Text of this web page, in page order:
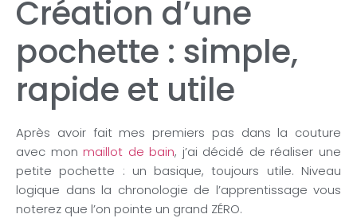
Création d’une
pochette : simple,
rapide et utile
Après avoir fait mes premiers pas dans la couture
avec monmaillot de bain, j’ai décidé de réaliser une
petite pochette : un basique, toujours utile. Niveau
logique dans la chronologie de l’apprentissage vous
noterez que l’on pointe un grand ZÉRO.